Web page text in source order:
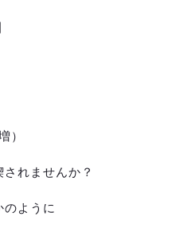
）
れませんか？
ように